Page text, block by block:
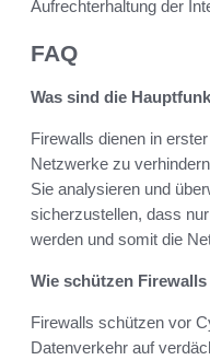
Aufrechterhaltung der
FAQ
Was sind die
Firewalls dienen in
Netzwerke zu
Sie analysieren und
sicherzustellen, dass
werden und somit die
Wie schützen
Firewalls schützen vor
Datenverkehr auf